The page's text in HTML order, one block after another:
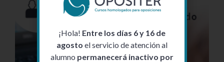
¡Hola! Entre los días 6 y 16 de
agosto el servicio de atención al
alumno permanecerá inactivo por